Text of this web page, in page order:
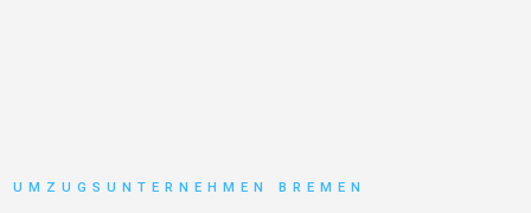
UMZUGSUNTERNEHMEN BREMEN